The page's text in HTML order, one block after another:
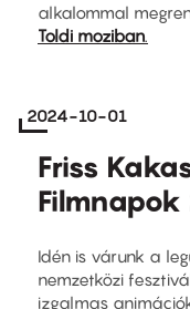
alkalommal
Toldi moziban.
2024-10-01
Friss
Idén is várunk a
nemzetközi
izgalmas